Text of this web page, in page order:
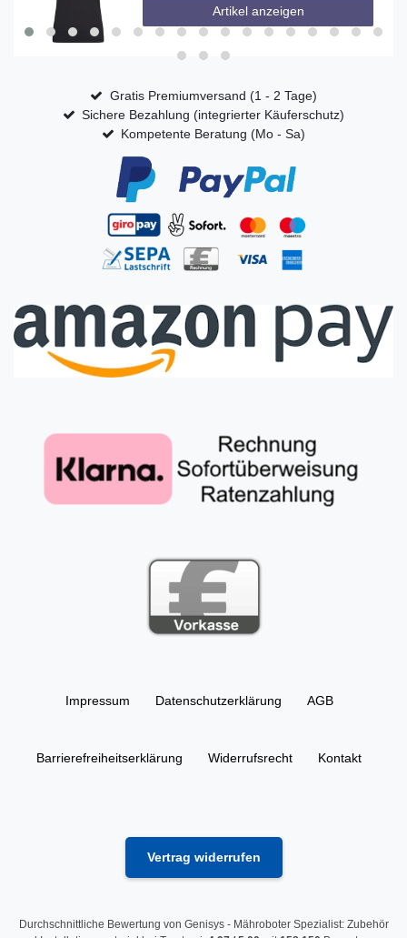
Artikel anzeigen
Gratis Premiumversand (1 - 2 Tage)
Sichere Bezahlung (integrierter Käuferschutz)
Kompetente Beratung (Mo - Sa)
Impressum Daten­schutz­erklärung AGB
Barrierefreiheitserklärung Widerrufs­recht Kontakt
Vertrag widerrufen
Durchschnittliche Bewertung von Genisys - Mähroboter Spezialist: Zubehör